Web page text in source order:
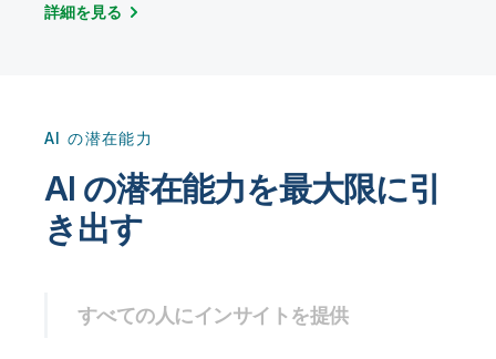
詳細を見る
AI の潜在能力
AI の潜在能力を最大限に引
き出す
すべての人にインサイトを提供